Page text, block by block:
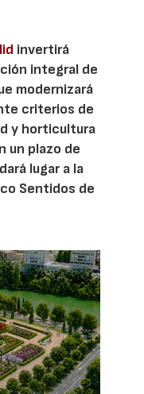
invertirá
integral de
modernizará
criterios de
y horticultura
un plazo de
lugar a la
Sentidos de